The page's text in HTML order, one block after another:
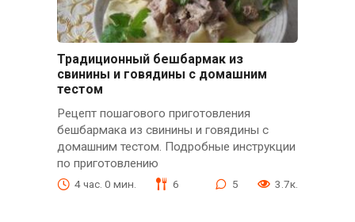
Традиционный бешбармак из
свинины и говядины с домашним
тестом
Рецепт пошагового приготовления
бешбармака из свинины и говядины с
домашним тестом. Подробные инструкции
по приготовлению
4 час. 0 мин. 6 5 3.7к.